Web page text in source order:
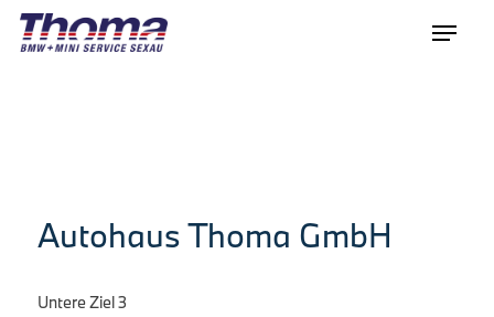
Autohaus Thoma GmbH
Untere Ziel 3